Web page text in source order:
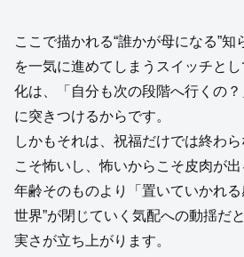
ここで描かれる“誰かが母になる”知
を一気に進めてしまうスイッチと
化は、「自分も次の段階へ行くの
に突きつけるからです。
しかもそれは、祝福だけでは終わ
こそ怖いし、怖いからこそ皮肉が出
年齢そのものより「置いていかれ
世界”が閉じていく気配への動揺だ
実さが立ち上がります。